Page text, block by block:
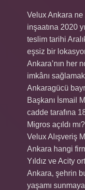
Velux Ankara ne
inşaatına 2020
teslim tarihi
eşsiz bir
Ankara’nın her
imkânı
Ankaragücü
Başkanı İsmail
cadde tarafına
Migros açıldı
Velux Alışveriş
Ankara hangi
Yıldız ve Acity
Ankara, şehrin
yaşamı